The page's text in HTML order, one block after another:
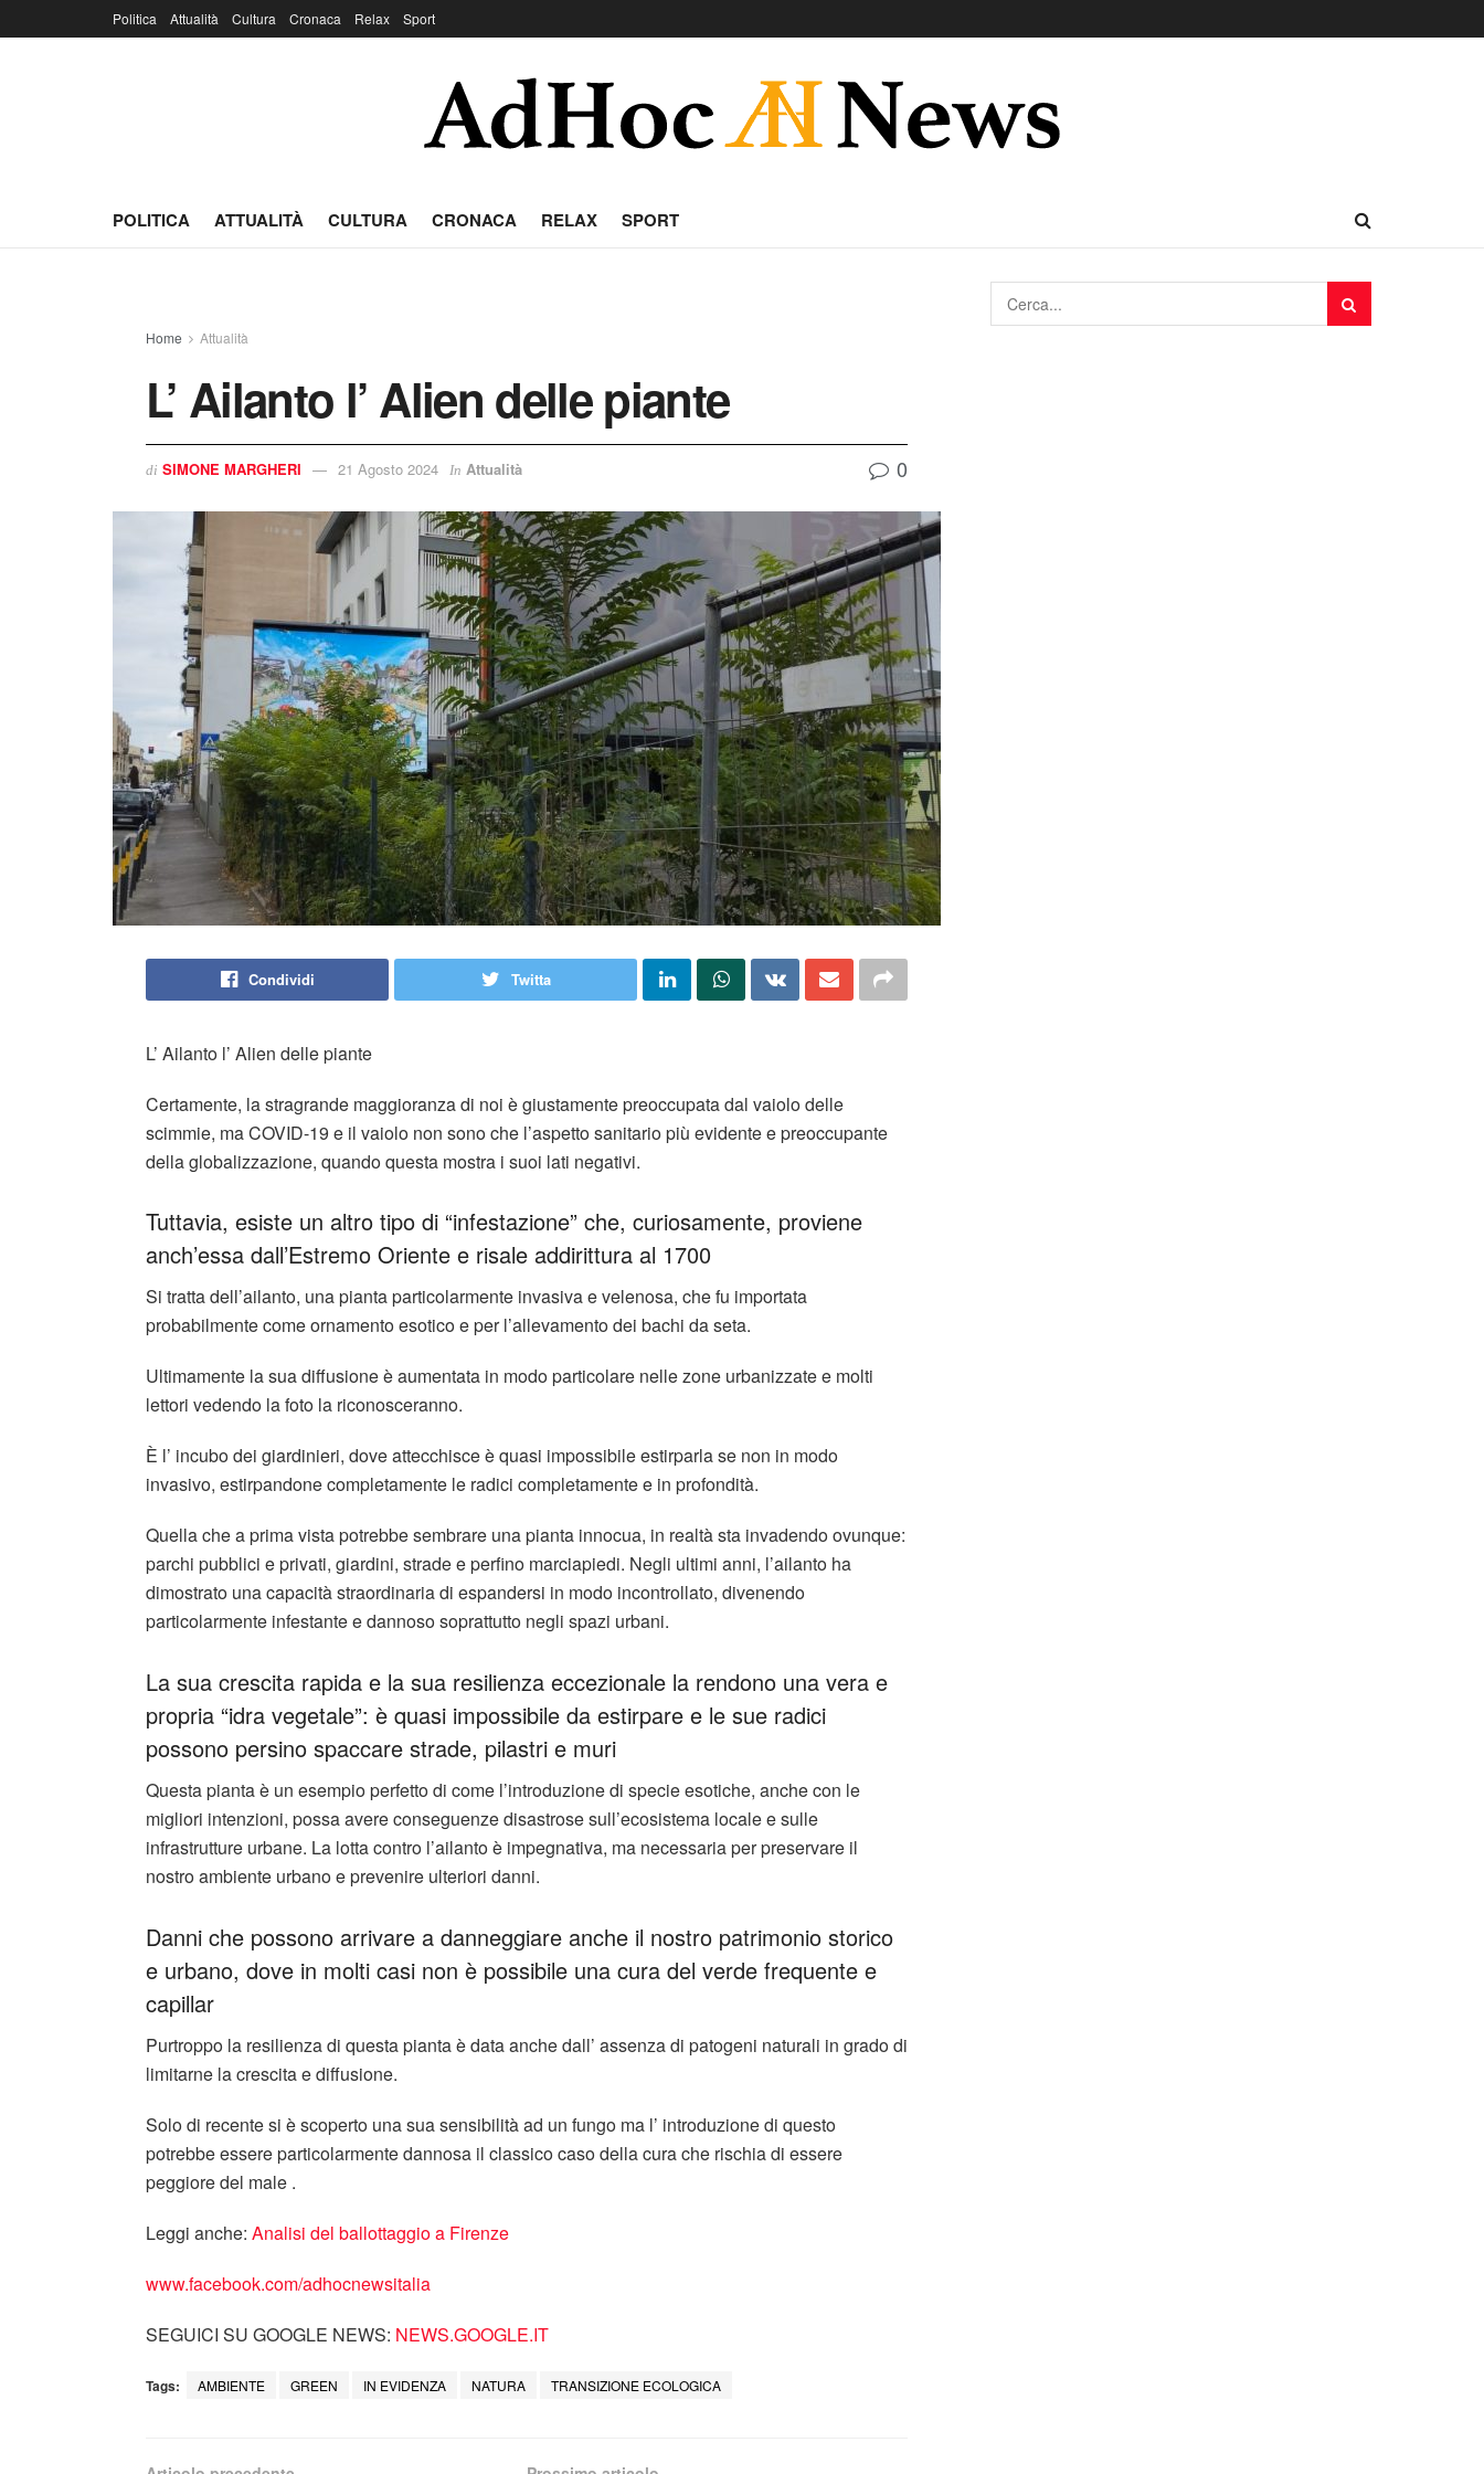
Politica Attualità Cultura Cronaca Relax Sport
POLITICA ATTUALITÀ CULTURA CRONACA RELAX SPORT
Home Attualità
L’ Ailanto l’ Alien delle piante
di SIMONE MARGHERI 21 Agosto 2024 In Attualità 0
Condividi Twitta
L’ Ailanto l’ Alien delle piante
Certamente, la stragrande maggioranza di noi è giustamente preoccupata dal vaiolo delle
scimmie, ma COVID-19 e il vaiolo non sono che l’aspetto sanitario più evidente e preoccupante
della globalizzazione, quando questa mostra i suoi lati negativi.
Tuttavia, esiste un altro tipo di “infestazione” che, curiosamente, proviene
anch’essa dall’Estremo Oriente e risale addirittura al 1700
Si tratta dell’ailanto, una pianta particolarmente invasiva e velenosa, che fu importata
probabilmente come ornamento esotico e per l’allevamento dei bachi da seta.
Ultimamente la sua diffusione è aumentata in modo particolare nelle zone urbanizzate e molti
lettori vedendo la foto la riconosceranno.
È l’ incubo dei giardinieri, dove attecchisce è quasi impossibile estirparla se non in modo
invasivo, estirpandone completamente le radici completamente e in profondità.
Quella che a prima vista potrebbe sembrare una pianta innocua, in realtà sta invadendo ovunque:
parchi pubblici e privati, giardini, strade e perfino marciapiedi. Negli ultimi anni, l’ailanto ha
dimostrato una capacità straordinaria di espandersi in modo incontrollato, divenendo
particolarmente infestante e dannoso soprattutto negli spazi urbani.
La sua crescita rapida e la sua resilienza eccezionale la rendono una vera e
propria “idra vegetale”: è quasi impossibile da estirpare e le sue radici
possono persino spaccare strade, pilastri e muri
Questa pianta è un esempio perfetto di come l’introduzione di specie esotiche, anche con le
migliori intenzioni, possa avere conseguenze disastrose sull’ecosistema locale e sulle
infrastrutture urbane. La lotta contro l’ailanto è impegnativa, ma necessaria per preservare il
nostro ambiente urbano e prevenire ulteriori danni.
Danni che possono arrivare a danneggiare anche il nostro patrimonio storico
e urbano, dove in molti casi non è possibile una cura del verde frequente e
capillar
Purtroppo la resilienza di questa pianta è data anche dall’ assenza di patogeni naturali in grado di
limitarne la crescita e diffusione.
Solo di recente si è scoperto una sua sensibilità ad un fungo ma l’ introduzione di questo
potrebbe essere particolarmente dannosa il classico caso della cura che rischia di essere
peggiore del male .
Leggi anche: Analisi del ballottaggio a Firenze
www.facebook.com/adhocnewsitalia
SEGUICI SU GOOGLE NEWS: NEWS.GOOGLE.IT
Tags: AMBIENTE GREEN IN EVIDENZA NATURA TRANSIZIONE ECOLOGICA